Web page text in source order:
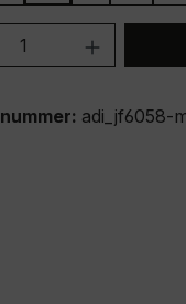
Anzahl:
adi_jf6058-